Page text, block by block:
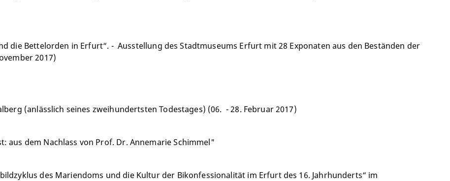
die Bettelorden in Erfurt“. - Ausstellung des Stadtmuseums Erfurt mit 28 Exponaten aus den Beständen der
2017)
(anlässlich seines zweihundertsten Todestages) (06. - 28. Februar 2017)
aus dem Nachlass von Prof. Dr. Annemarie Schimmel"
des Mariendoms und die Kultur der Bikonfessionalität im Erfurt des 16. Jahrhunderts“ im